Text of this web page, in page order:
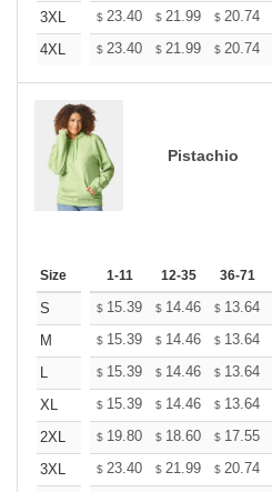
3XL
$ 23.40 $ 21.99 $ 20.74
4XL
$ 23.40 $ 21.99 $ 20.74
Pistachio
Size 1-11 12-35 36-71
S $ 15.39 $ 14.46 $ 13.64
M
$ 15.39 $ 14.46 $ 13.64
L
$ 15.39 $ 14.46 $ 13.64
XL
$ 15.39 $ 14.46 $ 13.64
2XL
$ 19.80 $ 18.60 $ 17.55
3XL
$ 23.40 $ 21.99 $ 20.74